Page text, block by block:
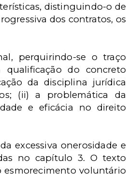
distinguindo-o de
dos contratos, os
perquirindo-se o traço
do concreto
da disciplina jurídica
(ii) a problemática da
e eficácia no direito
excessiva onerosidade e
no capítulo 3. O texto
esmorecimento voluntário